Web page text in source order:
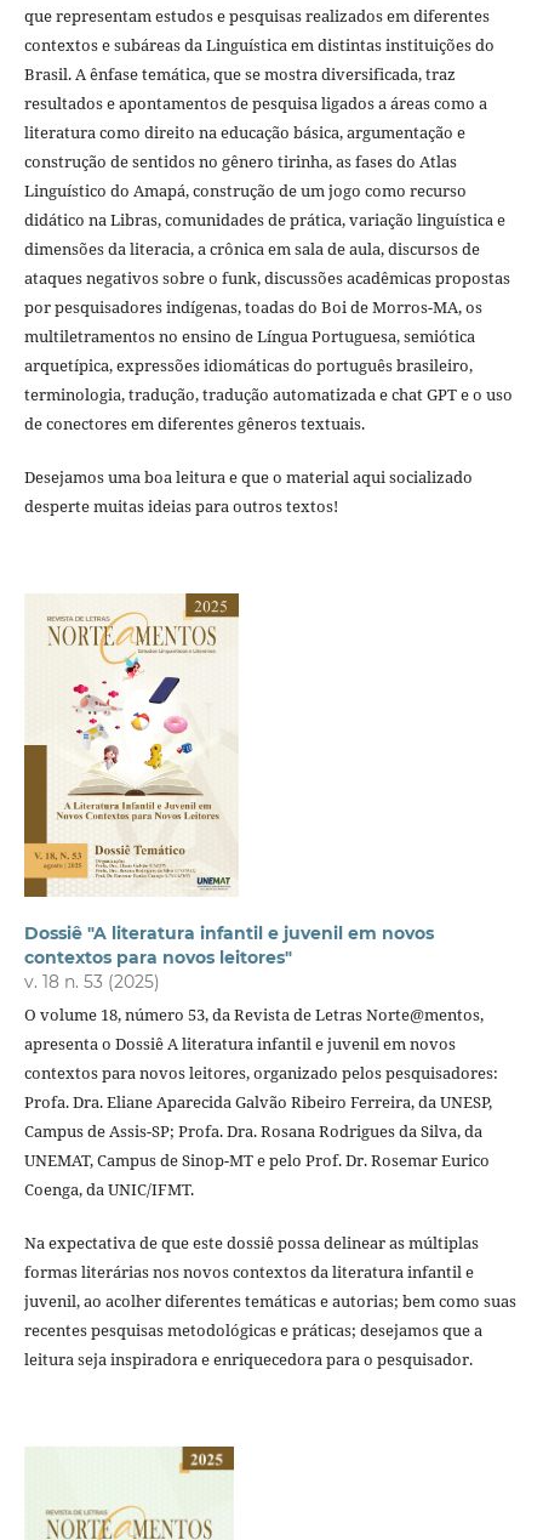
que representam estudos e pesquisas realizados em diferentes
contextos e subáreas da Linguística em distintas instituições do
Brasil. A ênfase temática, que se mostra diversificada, traz
resultados e apontamentos de pesquisa ligados a áreas como a
literatura como direito na educação básica, argumentação e
construção de sentidos no gênero tirinha, as fases do Atlas
Linguístico do Amapá, construção de um jogo como recurso
didático na Libras, comunidades de prática, variação linguística e
dimensões da literacia, a crônica em sala de aula, discursos de
ataques negativos sobre o funk, discussões acadêmicas propostas
por pesquisadores indígenas, toadas do Boi de Morros-MA, os
multiletramentos no ensino de Língua Portuguesa, semiótica
arquetípica, expressões idiomáticas do português brasileiro,
terminologia, tradução, tradução automatizada e chat GPT e o uso
de conectores em diferentes gêneros textuais.
Desejamos uma boa leitura e que o material aqui socializado
desperte muitas ideias para outros textos!
Dossiê "A literatura infantil e juvenil em novos
contextos para novos leitores"
v. 18 n. 53 (2025)
O volume 18, número 53, da Revista de Letras Norte@mentos,
apresenta o Dossiê A literatura infantil e juvenil em novos
contextos para novos leitores, organizado pelos pesquisadores:
Profa. Dra. Eliane Aparecida Galvão Ribeiro Ferreira, da UNESP,
Campus de Assis-SP; Profa. Dra. Rosana Rodrigues da Silva, da
UNEMAT, Campus de Sinop-MT e pelo Prof. Dr. Rosemar Eurico
Coenga, da UNIC/IFMT.
Na expectativa de que este dossiê possa delinear as múltiplas
formas literárias nos novos contextos da literatura infantil e
juvenil, ao acolher diferentes temáticas e autorias; bem como suas
recentes pesquisas metodológicas e práticas; desejamos que a
leitura seja inspiradora e enriquecedora para o pesquisador.